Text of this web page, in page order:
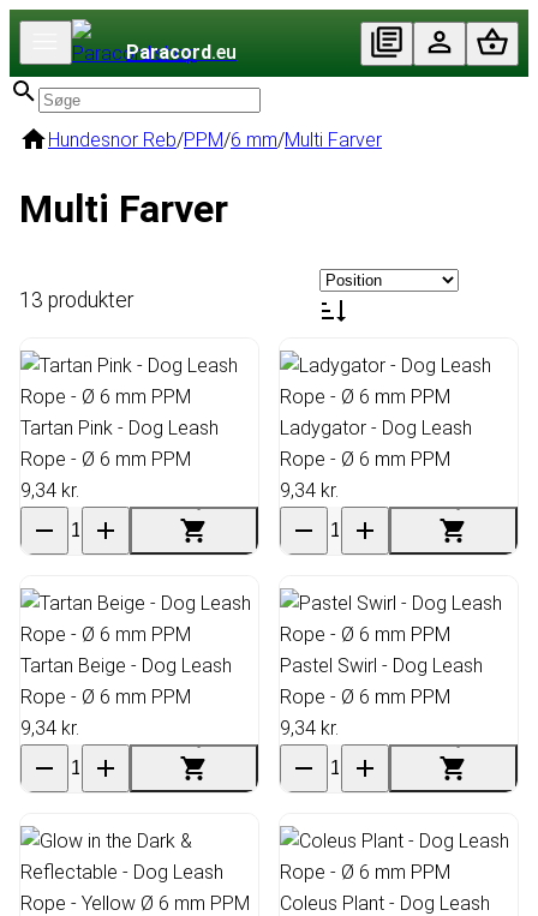
Paracord.eu
Hundesnor Reb/PPM/6 mm/Multi Farver
Multi Farver
13 produkter
Tartan Pink - Dog Leash
Rope - Ø 6 mm PPM
9,34 kr.
Ladygator - Dog Leash
Rope - Ø 6 mm PPM
9,34 kr.
Tartan Beige - Dog Leash
Rope - Ø 6 mm PPM
9,34 kr.
Pastel Swirl - Dog Leash
Rope - Ø 6 mm PPM
9,34 kr.
Coleus Plant - Dog Leash